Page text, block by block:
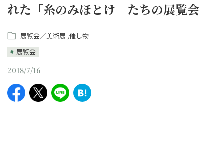
れた「糸のみほとけ」たちの展覧会
展覧会／美術展 催し物
展覧会
2018/7/16